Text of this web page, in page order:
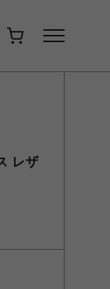
レザ